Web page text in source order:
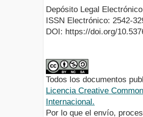
Depósito Legal
ISSN Electrónico: 2542-
DOI: https://doi.org/
Todos los documentos
Licencia Creative
Internacional.
Por lo que el envío,